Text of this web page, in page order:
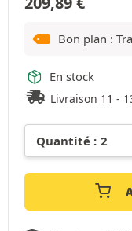
Bon plan :
En stock
Livraison 11 -